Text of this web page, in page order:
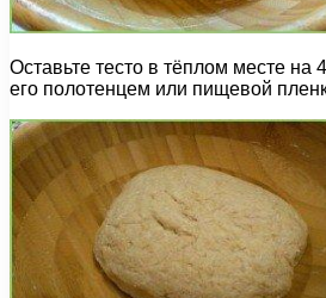
Оставьте тесто в тёплом месте на
его полотенцем или пищевой